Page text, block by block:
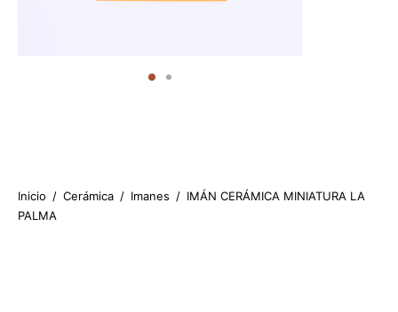
Inicio / Cerámica / Imanes / IMÁN CERÁMICA MINIATURA LA
PALMA